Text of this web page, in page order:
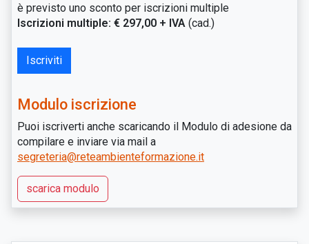
è previsto uno sconto per iscrizioni multiple
Iscrizioni multiple: € 297,00 + IVA (cad.)
Iscriviti
Modulo iscrizione
Puoi iscriverti anche scaricando il Modulo di adesione da
compilare e inviare via mail a
segreteria@reteambienteformazione.it
scarica modulo